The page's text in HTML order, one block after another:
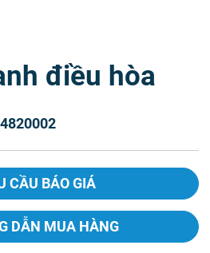
điều hòa
CẦU BÁO GIÁ
DẪN MUA HÀNG